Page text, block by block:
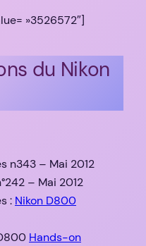
»3526572″]
du Nikon
n343 – Mai 2012
– Mai 2012
: Nikon D800
Hands-on